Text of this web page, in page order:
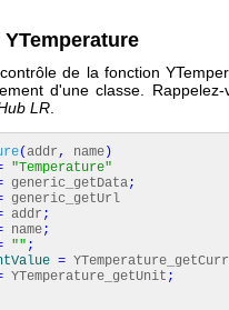
de la fonction
d'une classe.
LR
(addr, name)
"Temperature"
generic_getData;
generic_getUrl
addr ;
name;
"" ;
=
YTemperature_getUnit ;